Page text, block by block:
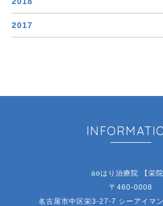
2017
aoはり治療院 【栄院
〒460-0008
名古屋市中区栄3-27-7 シーアイマ